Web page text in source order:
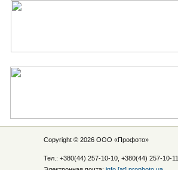
Copyright © 2026 ООО «Профото»
Тел.: +380(44) 257-10-10, +380(44) 257-10-11